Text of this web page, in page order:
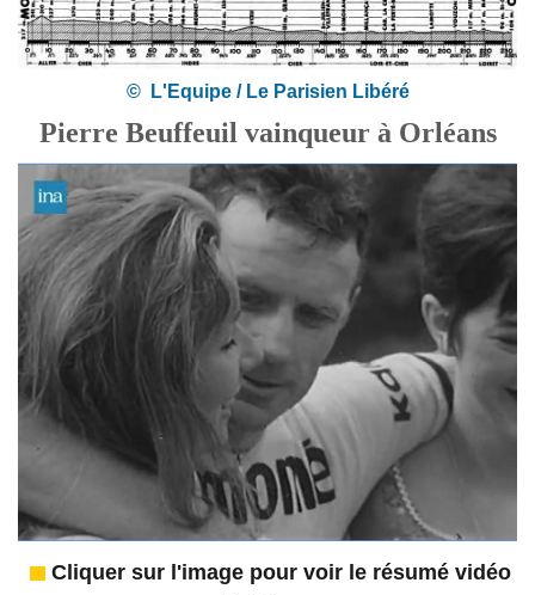
© L'Equipe / Le Parisien Libéré
Pierre Beuffeuil vainqueur à Orléans
Cliquer sur l'image pour voir le résumé vidéo